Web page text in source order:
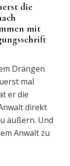
die
mit
Drängen
mal
er die
direkt
äußern. Und
Anwalt zu